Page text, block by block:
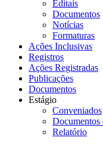
Editais
Documentos
Notícias
Formaturas
Ações Inclusivas
Registros
Ações Registradas
Publicações
Documentos
Estágio
Conveniados
Documentos
Relatório